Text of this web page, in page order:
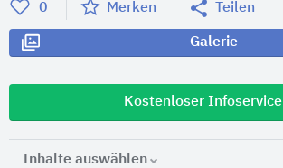
0 Merken Teilen
Galerie
Kostenloser Infoservice
Inhalte auswählen